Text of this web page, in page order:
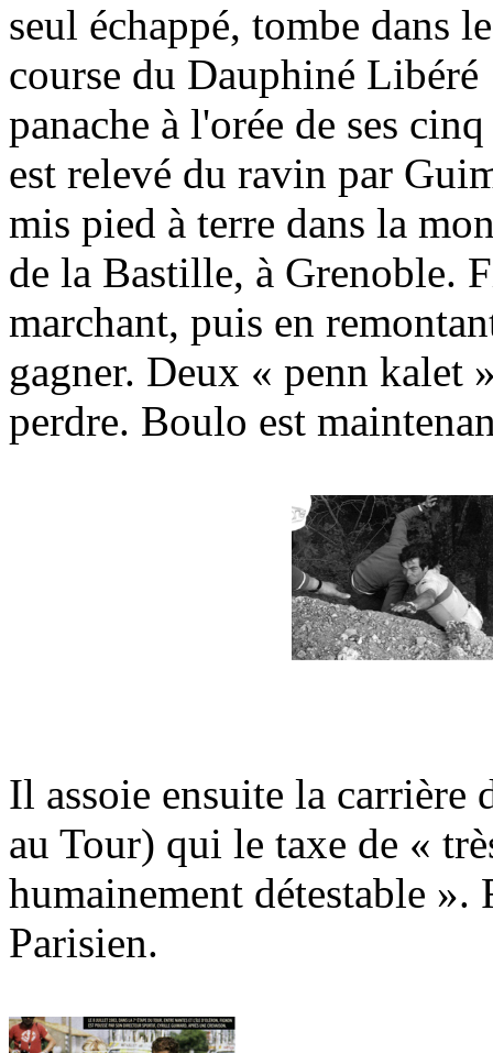
seul échappé, tombe dans
course du Dauphiné
panache à l'orée de ses
est relevé du ravin par
mis pied à terre dans la
de la Bastille, à Grenoble.
marchant, puis en
gagner. Deux « penn kalet
perdre. Boulo est
Il assoie ensuite la
au Tour) qui le taxe de «
humainement détestable
Parisien.